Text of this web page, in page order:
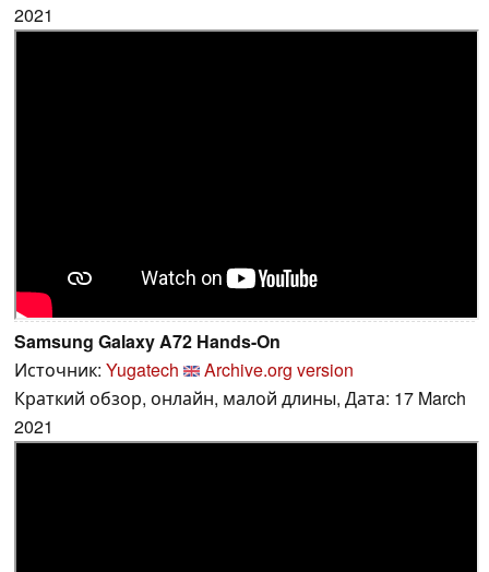
2021
Samsung Galaxy A72 Hands-On
Источник: Yugatech
Archive.org version
Краткий обзор, онлайн, малой длины, Дата: 17 March
2021